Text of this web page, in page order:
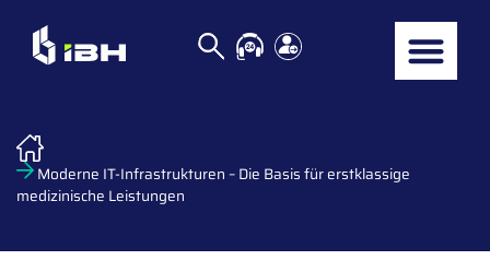
Moderne IT-Infrastrukturen – Die Basis für erstklassige
medizinische Leistungen